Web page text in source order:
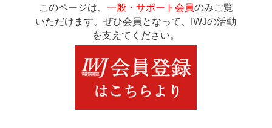
このページは、 一般・サポート会員のみご覧
いただけます。ぜひ会員となって、IWJの活動
を支えてください。